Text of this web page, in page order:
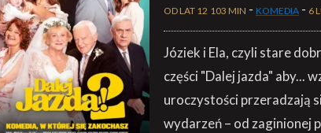
OD LAT 12 103 MIN - KOMEDIA - 6
Józiek i Ela, czyli stare
części "Dalej jazda" aby...
uroczystości przeradzają
wydarzeń – od zaginionej